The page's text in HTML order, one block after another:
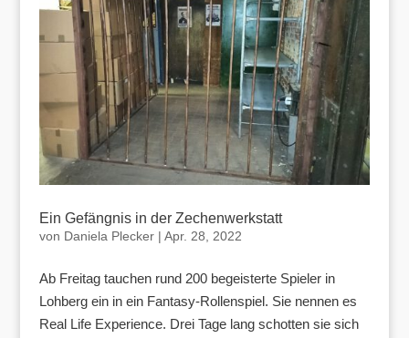
Ein Gefängnis in der Zechenwerkstatt
von Daniela Plecker| Apr. 28, 2022
Ab Freitag tauchen rund 200 begeisterte Spieler in
Lohberg ein in ein Fantasy-Rollenspiel. Sie nennen es
Real Life Experience. Drei Tage lang schotten sie sich